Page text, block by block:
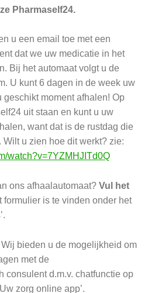
Pharmaself24.
u een email toe met een
dat we uw medicatie in het
Bij het automaat volgt u de
U kunt 6 dagen in de week uw
geschikt moment afhalen! Op
uit staan en kunt u uw
want dat is de rustdag die
Wilt u zien hoe dit werkt? zie:
watch?v=7YZMHJITd0Q
ons afhaalautomaat? Vul het
formulier is te vinden onder het
bieden u de mogelijkheid om
met de
consulent d.m.v. chatfunctie op
zorg online app’.